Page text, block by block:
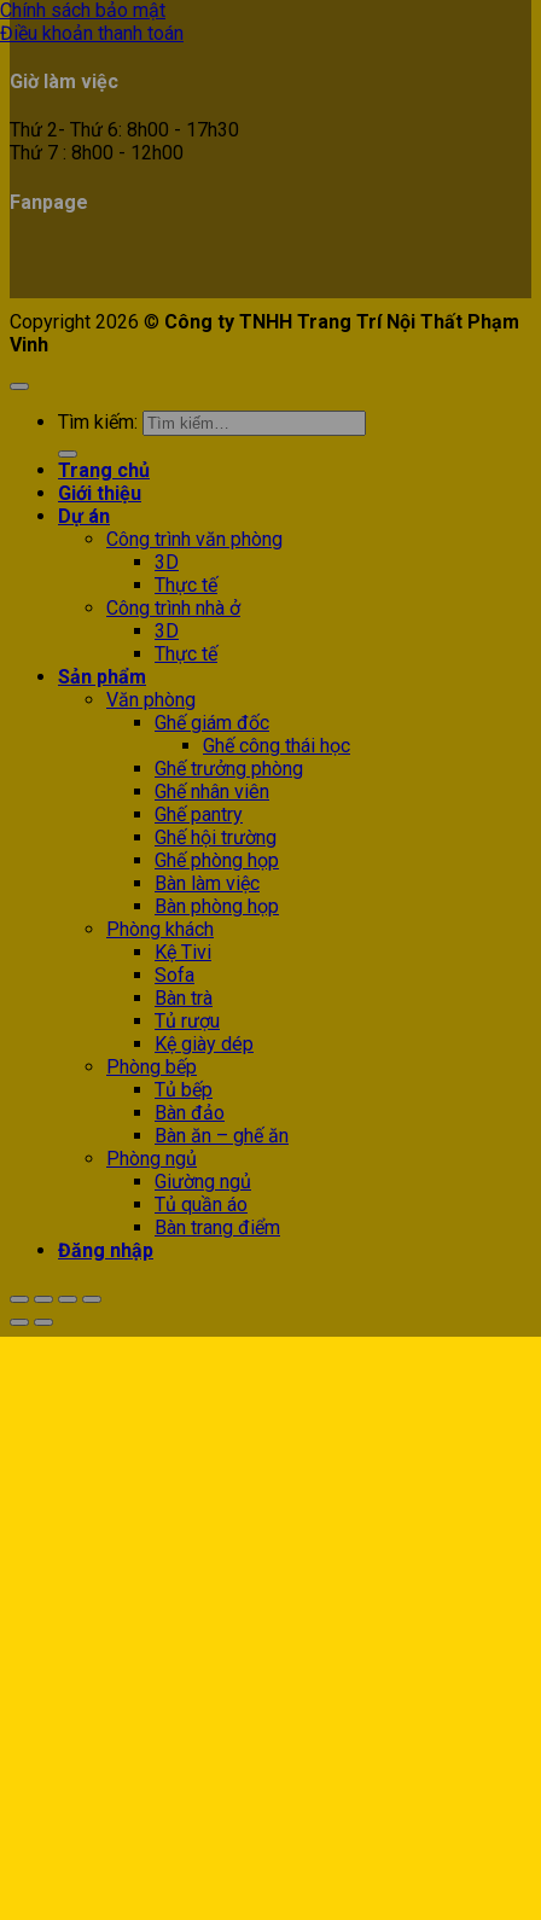
Chính sách bảo mật
Điều khoản thanh toán
Giờ làm việc
Thứ 2- Thứ 6: 8h00 - 17h30
Thứ 7 : 8h00 - 12h00
Fanpage
Copyright 2026 © Công ty TNHH Trang Trí Nội Thất Phạm
Vinh
Tìm kiếm:
Trang chủ
Giới thiệu
Dự án
Công trình văn phòng
3D
Thực tế
Công trình nhà ở
3D
Thực tế
Sản phẩm
Văn phòng
Ghế giám đốc
Ghế công thái học
Ghế trưởng phòng
Ghế nhân viên
Ghế pantry
Ghế hội trường
Ghế phòng họp
Bàn làm việc
Bàn phòng họp
Phòng khách
Kệ Tivi
Sofa
Bàn trà
Tủ rượu
Kệ giày dép
Phòng bếp
Tủ bếp
Bàn đảo
Bàn ăn – ghế ăn
Phòng ngủ
Giường ngủ
Tủ quần áo
Bàn trang điểm
Đăng nhập